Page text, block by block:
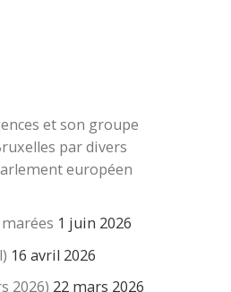
et son groupe
par divers
européen
1 juin 2026
16 avril 2026
2026) 22 mars 2026